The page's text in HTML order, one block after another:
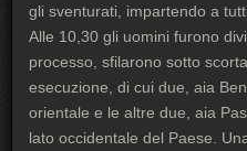
gli sventurati, impartendo a
Alle 10,30 gli uomini furono
processo, sfilarono sotto
esecuzione, di cui due, aia
orientale e le altre due, aia
lato occidentale del Paese.